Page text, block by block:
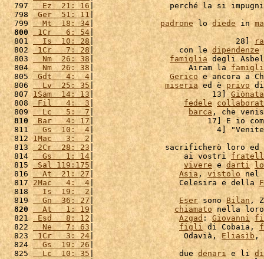
  797
  Ez  21: 16
|                perché la si
  798
Ger  51: 11 |
  799
  Mt  18: 34
| padrone lo diede in
  800
1Cr   6: 54|
  801
  Is  10: 28
|                              28]
  802
1Cr   7: 28 |                  con le dipendenze
  803
  Nm  26: 38
| famiglia degli
  804
  Nm  26: 38
|                    Airam la
  805
Gdt   4:  4| Gerico e ancora a
  806
  Lv  25: 35
| miseria ed è privo
  807
1Sam  14: 13 |                         13] Giònata
  808
Fil   4:  3 | fedele
  809
  Lc   5:  7
| barca , che
  810
Bar   4: 17 |                        17] E io
  811
  Gs  10:  4
|                          4] "Venite
  812
1Mac   3:  2 |
  813
2Cr  28: 23 |               sacrificherò loro ed
  814
  Gs   1: 14
|                   ai vostri
  815
Sal 119:175 | vivere e darti
  816
  At  21: 27
| Asia , vistolo nel
  817
2Mac   4:  4|                  Celesira e della
  818
  Is  19:  2
|
  819
  Gn  36: 27
| Eser sono Bilan,
  820
  At   1: 19
| chiamato nella
  821
Esd   8: 12 | Azgad : Giovanni
  822
  Ne   7: 63
| figli di Cobaia,
  823
1Cr   3: 24 |                   Odavià, Eliasìb ,
  824
  Gs  19: 26
|
  825
  Lc  10: 35
|                  due denari e li